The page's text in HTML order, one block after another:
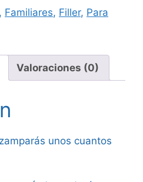
, Familiares, Filler, Para
Valoraciones (0)
unos cuantos